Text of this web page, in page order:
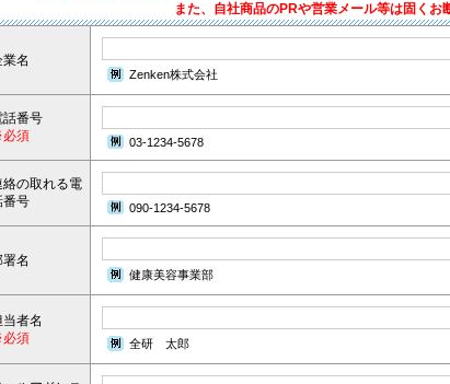
また、自社商品のPRや営業メール等は固くお
業名
Zenken株式会社
話番号
須
03-1234-5678
絡の取れる電
番号
090-1234-5678
署名
健康美容事業部
当者名
須
全研 太郎